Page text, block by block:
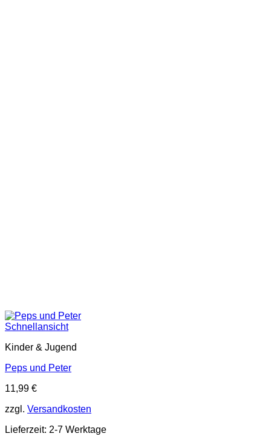
Schnellansicht
Kinder & Jugend
Peps und Peter
11,99 €
zzgl. Versandkosten
Lieferzeit: 2-7 Werktage